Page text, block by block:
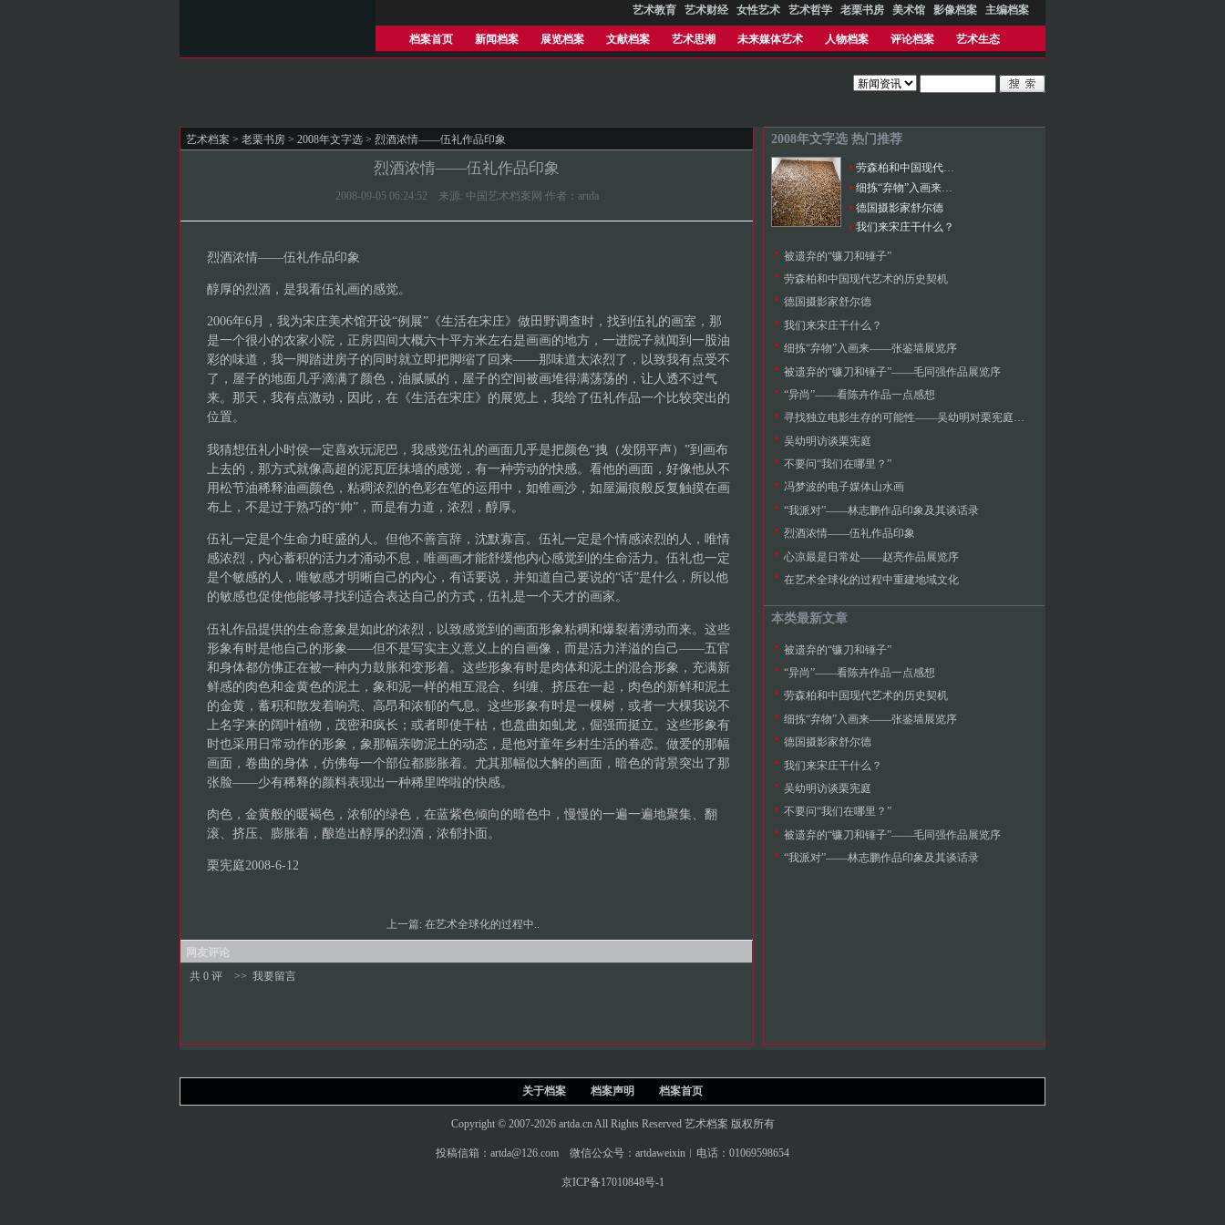
艺术教育 艺术财经 女性艺术 艺术哲学 老栗书房 美术馆 影像档案 主编档案
档案首页 新闻档案 展览档案 文献档案 艺术思潮 未来媒体艺术 人物档案 评论档案 艺术生态
艺术档案 > 老栗书房 > 2008年文字选 > 烈酒浓情――伍礼作品印象
烈酒浓情――伍礼作品印象
2008-09-05 06:24:52 来源: 中国艺术档案网 作者：artda
烈酒浓情――伍礼作品印象
醇厚的烈酒，是我看伍礼画的感觉。
2006年6月，我为宋庄美术馆开设“例展”《生活在宋庄》做田野调查时，找到伍礼的画室，那
是一个很小的农家小院，正房四间大概六十平方米左右是画画的地方，一进院子就闻到一股油
彩的味道，我一脚踏进房子的同时就立即把脚缩了回来――那味道太浓烈了，以致我有点受不
了，屋子的地面几乎滴满了颜色，油腻腻的，屋子的空间被画堆得满荡荡的，让人透不过气
来。那天，我有点激动，因此，在《生活在宋庄》的展览上，我给了伍礼作品一个比较突出的
位置。
我猜想伍礼小时侯一定喜欢玩泥巴，我感觉伍礼的画面几乎是把颜色“拽（发阴平声）”到画布
上去的，那方式就像高超的泥瓦匠抹墙的感觉，有一种劳动的快感。看他的画面，好像他从不
用松节油稀释油画颜色，粘稠浓烈的色彩在笔的运用中，如锥画沙，如屋漏痕般反复触摸在画
布上，不是过于熟巧的“帅”，而是有力道，浓烈，醇厚。
伍礼一定是个生命力旺盛的人。但他不善言辞，沈默寡言。伍礼一定是个情感浓烈的人，唯情
感浓烈，内心蓄积的活力才涌动不息，唯画画才能舒缓他内心感觉到的生命活力。伍礼也一定
是个敏感的人，唯敏感才明晰自己的内心，有话要说，并知道自己要说的“话”是什么，所以他
的敏感也促使他能够寻找到适合表达自己的方式，伍礼是一个天才的画家。
伍礼作品提供的生命意象是如此的浓烈，以致感觉到的画面形象粘稠和爆裂着湧动而来。这些
形象有时是他自己的形象――但不是写实主义意义上的自画像，而是活力洋溢的自己――五官
和身体都仿佛正在被一种内力鼓胀和变形着。这些形象有时是肉体和泥土的混合形象，充满新
鲜感的肉色和金黄色的泥土，象和泥一样的相互混合、纠缠、挤压在一起，肉色的新鲜和泥土
的金黄，蓄积和散发着响亮、高昂和浓郁的气息。这些形象有时是一棵树，或者一大棵我说不
上名字来的阔叶植物，茂密和疯长；或者即使干枯，也盘曲如虬龙，倔强而挺立。这些形象有
时也采用日常动作的形象，象那幅亲吻泥土的动态，是他对童年乡村生活的眷恋。做爱的那幅
画面，卷曲的身体，仿佛每一个部位都膨胀着。尤其那幅似大解的画面，暗色的背景突出了那
张脸――少有稀释的颜料表现出一种稀里哗啦的快感。
肉色，金黄般的暖褐色，浓郁的绿色，在蓝紫色倾向的暗色中，慢慢的一遍一遍地聚集、翻
滚、挤压、膨胀着，酿造出醇厚的烈酒，浓郁扑面。
栗宪庭2008-6-12
上一篇: 在艺术全球化的过程中..
网友评论
共 0 评
>> 我要留言
2008年文字选 热门推荐
劳森柏和中国现代艺术的历史契机
德国摄影家舒尔德
我们来宋庄干什么？
被遗弃的“镰刀和锤子”
劳森柏和中国现代艺术的历史契机
德国摄影家舒尔德
我们来宋庄干什么？
细拣“弃物”入画来——张鉴墙展览序
被遗弃的“镰刀和锤子”——毛同强作品展览序
“异尚”——看陈卉作品一点感想
寻找独立电影生存的可能性——吴幼明对栗宪庭的采访
吴幼明访谈栗宪庭
不要问“我们在哪里？”
冯梦波的电子媒体山水画
“我派对”――林志鹏作品印象及其谈话录
烈酒浓情――伍礼作品印象
心凉最是日常处——赵亮作品展览序
在艺术全球化的过程中重建地域文化
本类最新文章
被遗弃的“镰刀和锤子”
“异尚”——看陈卉作品一点感想
劳森柏和中国现代艺术的历史契机
细拣“弃物”入画来——张鉴墙展览序
德国摄影家舒尔德
我们来宋庄干什么？
吴幼明访谈栗宪庭
不要问“我们在哪里？”
被遗弃的“镰刀和锤子”——毛同强作品展览序
“我派对”――林志鹏作品印象及其谈话录
关于档案 档案声明 档案首页
Copyright © 2007-2026 artda.cn All Rights Reserved 艺术档案 版权所有
投稿信箱：artda@126.com 微信公众号：artdaweixin︱电话：01069598654
京ICP备17010848号-1